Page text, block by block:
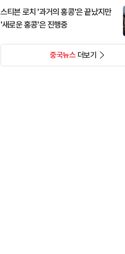
스티븐 로치 '과거의 홍콩'은 끝났지만
'새로운 홍콩'은 진행중
중국뉴스더보기